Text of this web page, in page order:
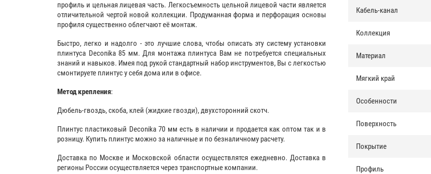
профиль и цельная лицевая часть. Легкосъемность цельной лицевой части является
отличительной чертой новой коллекции. Продуманная форма и перфорация основы
профиля существенно облегчают её монтаж.
Быстро, легко и надолго - это лучшие слова, чтобы описать эту систему установки
плинтуса Deconika 85 мм. Для монтажа плинтуса Вам не потребуется специальных
знаний и навыков. Имея под рукой стандартный набор инструментов, Вы с легкостью
смонтируете плинтус у себя дома или в офисе.
Метод крепления:
Дюбель-гвоздь, скоба, клей (жидкие гвозди), двухсторонний скотч.
Плинтус пластиковый Deconika 70 мм есть в наличии и продается как оптом так и в
розницу. Купить плинтус можно за наличные и по безналичному расчету.
Доставка по Москве и Московской области осуществлятся ежедневно. Доставка в
регионы России осуществляется через транспортные компании.
Кабель-канал
Коллекция
Материал
Мягкий край
Особенности
Поверхность
Покрытие
Профиль